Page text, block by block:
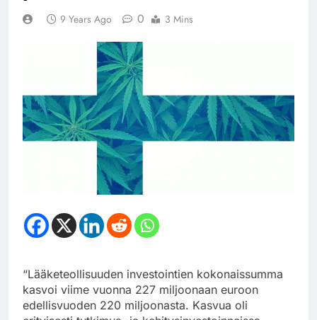
9 Years Ago 0 3 Mins
“Lääketeollisuuden investointien kokonaissumma
kasvoi viime vuonna 227 miljoonaan euroon
edellisvuoden 220 miljoonasta. Kasvua oli